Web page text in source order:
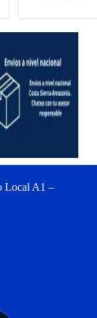
Local A1 –